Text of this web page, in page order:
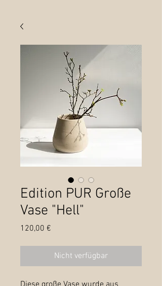
Edition PUR Große
Vase "Hell"
120,00 €
Nicht verfügbar